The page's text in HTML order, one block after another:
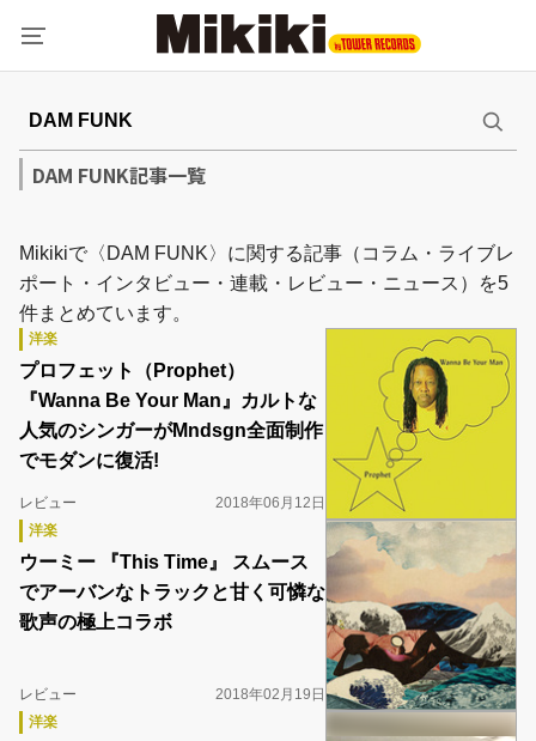
DAM FUNK記事一覧
Mikikiで〈DAM FUNK〉に関する記事（コラム・ライブレ
ポート・インタビュー・連載・レビュー・ニュース）を5
件まとめています。
洋楽
プロフェット（Prophet）
『Wanna Be Your Man』カルトな
人気のシンガーがMndsgn全面制作
でモダンに復活!
レビュー
2018年06月12日
洋楽
ウーミー 『This Time』 スムース
でアーバンなトラックと甘く可憐な
歌声の極上コラボ
レビュー
2018年02月19日
洋楽